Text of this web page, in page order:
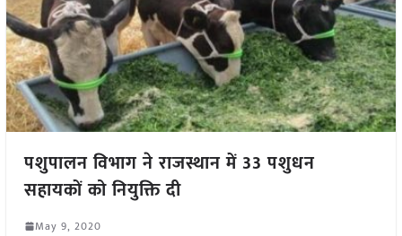
पशुपालन विभाग ने राजस्थान में 33 पशुधन
सहायकों को नियुक्ति दी
May 9, 2020